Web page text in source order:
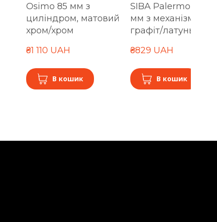
Osimo 85 мм з
циліндром, матовий
хром/хром
₴1 110 UAH
В кошик
SIBA Palermo WC
мм з механізмом,
графіт/латунь
₴829 UAH
В кошик